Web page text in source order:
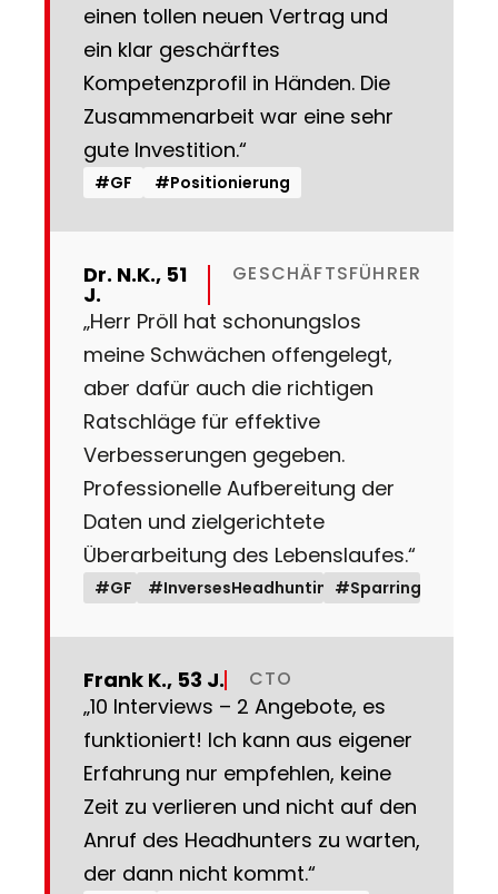
einen tollen neuen Vertrag und
ein klar geschärftes
Kompetenzprofil in Händen. Die
Zusammenarbeit war eine sehr
gute Investition.“
#GF #Positionierung
Dr. N.K., 51
J.
GESCHÄFTSFÜHRER
„Herr Pröll hat schonungslos
meine Schwächen offengelegt,
aber dafür auch die richtigen
Ratschläge für effektive
Verbesserungen gegeben.
Professionelle Aufbereitung der
Daten und zielgerichtete
Überarbeitung des Lebenslaufes.“
#GF #InversesHeadhunting#Sparring
Frank K., 53 J. CTO
„10 Interviews – 2 Angebote, es
funktioniert! Ich kann aus eigener
Erfahrung nur empfehlen, keine
Zeit zu verlieren und nicht auf den
Anruf des Headhunters zu warten,
der dann nicht kommt.“